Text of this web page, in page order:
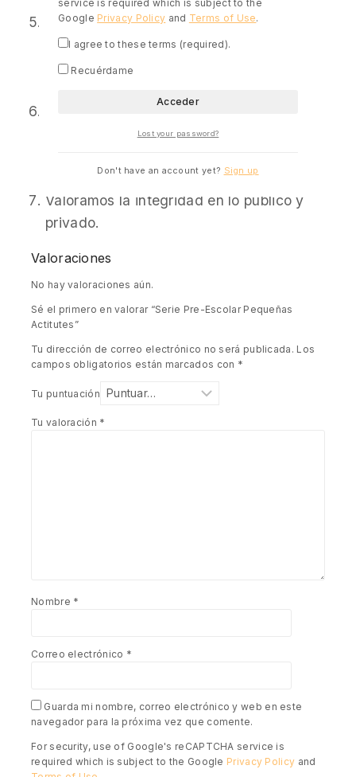
Nos valoramos mutuamente
como aliados que buscan servirse entre
sí, sirviendo juntos a las iglesias con el
responsabilidad mutua y el uso
Valoramos la integridad en lo público y
privado.
Valoraciones
No hay valoraciones aún.
Sé el primero en valorar “Serie Pre-Escolar Pequeñas
Actitutes”
Tu dirección de correo electrónico no será publicada. Los
campos obligatorios están marcados con *
Tu puntuación
Tu valoración *
Nombre *
Correo electrónico *
Guarda mi nombre, correo electrónico y web en este
navegador para la próxima vez que comente.
For security, use of Google's reCAPTCHA service is
required which is subject to the Google Privacy Policy and
service is required which is subject to the
Google Privacy Policy and Terms of Use.
I agree to these terms (required).
Recuérdame
Lost your password?
Don't have an account yet? Sign up